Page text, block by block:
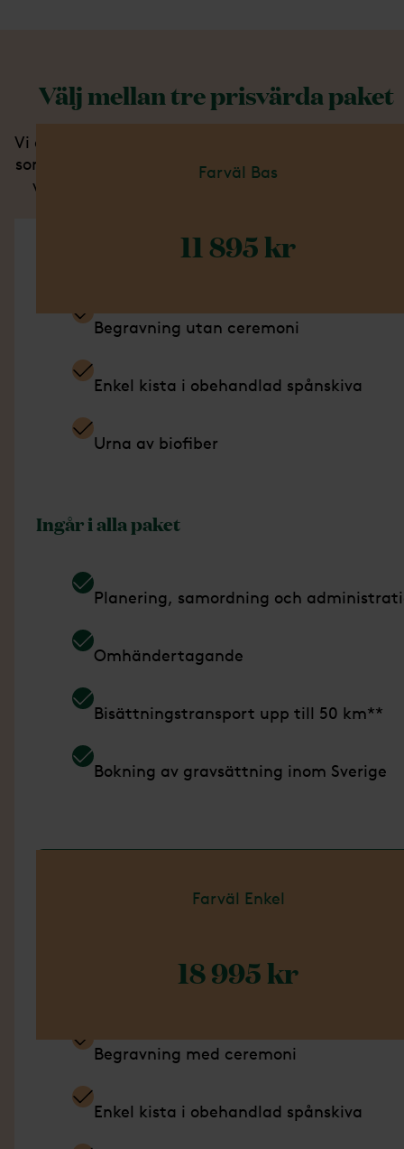
Välj mellan tre prisvärda paket
Vi erbjuder tre begravningspaket som innehåller
som behövs för att skapa ett värdigt avsked. När
väljer ett av våra paket får du ett fast pris utan
Farväl Bas
11 895 kr
Ingår i detta paket
Begravning utan ceremoni
Enkel kista i obehandlad spånskiva
Urna av biofiber
Ingår i alla paket
Planering, samordning och
Omhändertagande
Bisättningstransport upp till 50 km**
Bokning av gravsättning inom Sverige
Farväl Enkel
18 995 kr
Ingår i detta paket
Begravning med ceremoni
Enkel kista i obehandlad spånskiva